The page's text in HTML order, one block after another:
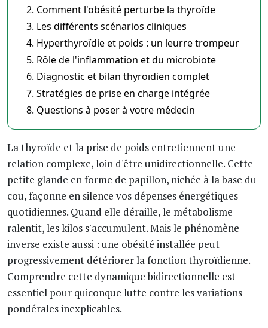
Comment l'obésité perturbe la thyroïde
Les différents scénarios cliniques
Hyperthyroïdie et poids : un leurre trompeur
Rôle de l'inflammation et du microbiote
Diagnostic et bilan thyroïdien complet
Stratégies de prise en charge intégrée
Questions à poser à votre médecin
La thyroïde et la prise de poids entretiennent une
relation complexe, loin d'être unidirectionnelle. Cette
petite glande en forme de papillon, nichée à la base du
cou, façonne en silence vos dépenses énergétiques
quotidiennes. Quand elle déraille, le métabolisme
ralentit, les kilos s'accumulent. Mais le phénomène
inverse existe aussi : une obésité installée peut
progressivement détériorer la fonction thyroïdienne.
Comprendre cette dynamique bidirectionnelle est
essentiel pour quiconque lutte contre les variations
pondérales inexplicables.